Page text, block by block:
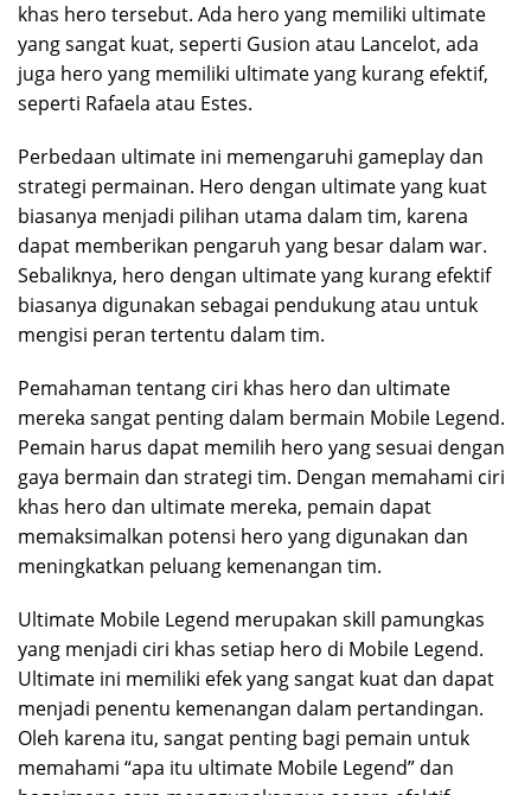
khas hero tersebut. Ada hero yang memiliki ultimate
yang sangat kuat, seperti Gusion atau Lancelot, ada
juga hero yang memiliki ultimate yang kurang efektif,
seperti Rafaela atau Estes.
Perbedaan ultimate ini memengaruhi gameplay dan
strategi permainan. Hero dengan ultimate yang kuat
biasanya menjadi pilihan utama dalam tim, karena
dapat memberikan pengaruh yang besar dalam war.
Sebaliknya, hero dengan ultimate yang kurang efektif
biasanya digunakan sebagai pendukung atau untuk
mengisi peran tertentu dalam tim.
Pemahaman tentang ciri khas hero dan ultimate
mereka sangat penting dalam bermain Mobile Legend.
Pemain harus dapat memilih hero yang sesuai dengan
gaya bermain dan strategi tim. Dengan memahami ciri
khas hero dan ultimate mereka, pemain dapat
memaksimalkan potensi hero yang digunakan dan
meningkatkan peluang kemenangan tim.
Ultimate Mobile Legend merupakan skill pamungkas
yang menjadi ciri khas setiap hero di Mobile Legend.
Ultimate ini memiliki efek yang sangat kuat dan dapat
menjadi penentu kemenangan dalam pertandingan.
Oleh karena itu, sangat penting bagi pemain untuk
memahami “apa itu ultimate Mobile Legend” dan